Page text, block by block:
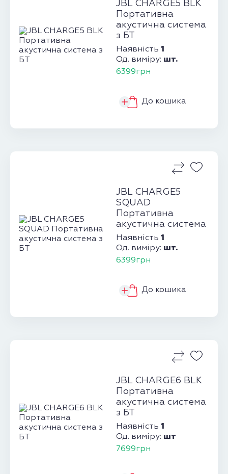
JBL CHARGE5 BLK
Портативна
акустична система
з БТ
Наявність 1
Од. виміру: шт.
6399грн
До кошика
JBL CHARGE5
SQUAD
Портативна
акустична система
з БТ
Наявність 1
Од. виміру: шт.
6399грн
До кошика
JBL CHARGE6 BLK
Портативна
акустична система
з БТ
Наявність 1
Од. виміру: шт
7699грн